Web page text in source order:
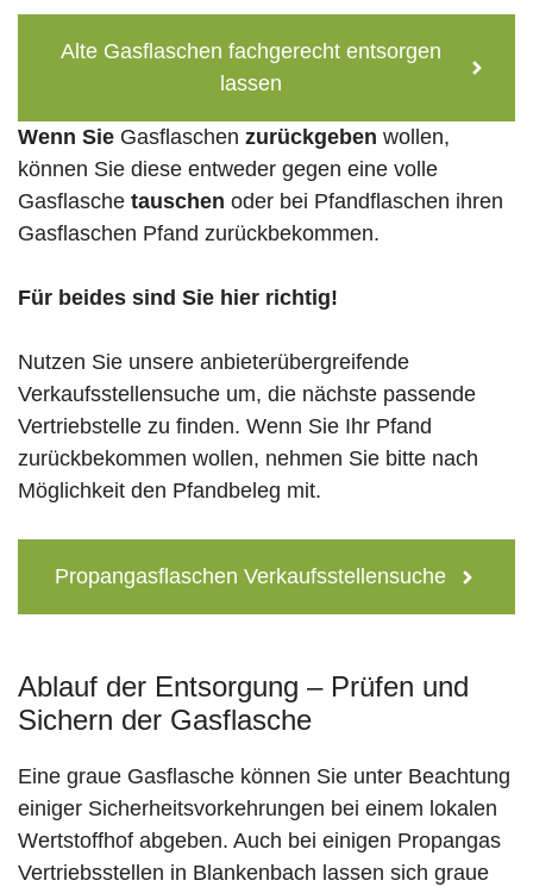
Alte Gasflaschen fachgerecht entsorgen
lassen
Wenn Sie Gasflaschen zurückgeben wollen,
können Sie diese entweder gegen eine volle
Gasflasche tauschen oder bei Pfandflaschen ihren
Gasflaschen Pfand zurückbekommen.
Für beides sind Sie hier richtig!
Nutzen Sie unsere anbieterübergreifende
Verkaufsstellensuche um, die nächste passende
Vertriebstelle zu finden. Wenn Sie Ihr Pfand
zurückbekommen wollen, nehmen Sie bitte nach
Möglichkeit den Pfandbeleg mit.
Propangasflaschen Verkaufsstellensuche
Ablauf der Entsorgung – Prüfen und
Sichern der Gasflasche
Eine graue Gasflasche können Sie unter Beachtung
einiger Sicherheitsvorkehrungen bei einem lokalen
Wertstoffhof abgeben. Auch bei einigen Propangas
Vertriebsstellen in Blankenbach lassen sich graue